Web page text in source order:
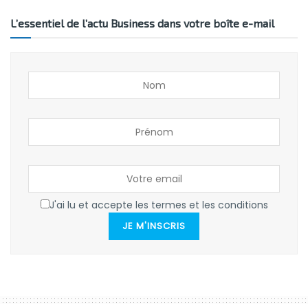
L’essentiel de l’actu Business dans votre boîte e-mail
J'ai lu et accepte les termes et les conditions
JE M'INSCRIS